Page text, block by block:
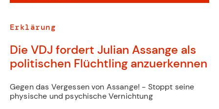
Erklärung
Die VDJ fordert Julian Assange als
politischen Flüchtling anzuerkennen
Gegen das Vergessen von Assange! - Stoppt seine
physische und psychische Vernichtung